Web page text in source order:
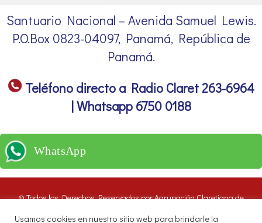
Santuario Nacional – Avenida Samuel Lewis.
P.O.Box 0823-04097, Panamá, República de
Panamá.
Teléfono directo a Radio Claret 263-6964
| Whatsapp 6750 0188
WhatsApp
© Todos los Derechos Reservados por Agrupación Claretiana de
Usamos cookies en nuestro sitio web para brindarle la